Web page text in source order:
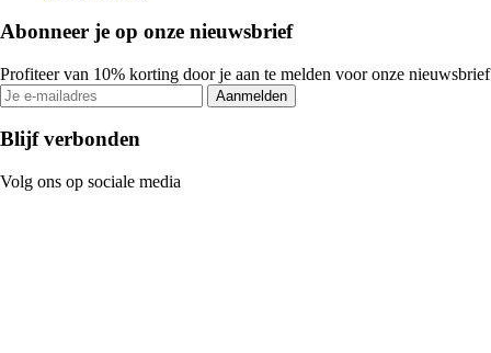
Abonneer je op onze nieuwsbrief
Profiteer van 10% korting door je aan te melden voor onze nieuwsbrief
Aanmelden
Blijf verbonden
Volg ons op sociale media